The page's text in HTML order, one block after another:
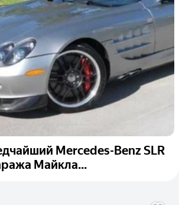
Mercedes-Benz SLR
Майкла...